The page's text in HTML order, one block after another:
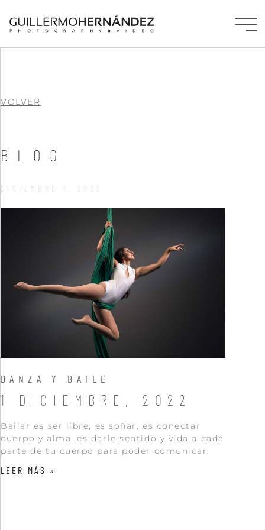
VOLVER
BLOG
DICIEMBRE 1, 2022
DANZA Y BAILE
1 DICIEMBRE, 2022
Bailar es ser libre, es soñar, es conectar
cuerpo y alma, es darle sentido y vida a cada
parte de tu cuerpo para poder comunicar.
LEER MÁS »